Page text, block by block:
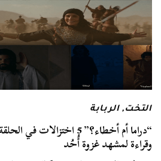
التخت,الربابة
“دراما أم أخطاء؟” 5
وقراءة لمشهد غزوة أُحُد